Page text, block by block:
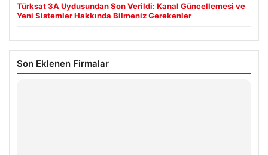
Türksat 3A Uydusundan Son Verildi: Kanal Güncellemesi ve
Yeni Sistemler Hakkında Bilmeniz Gerekenler
Son Eklenen Firmalar